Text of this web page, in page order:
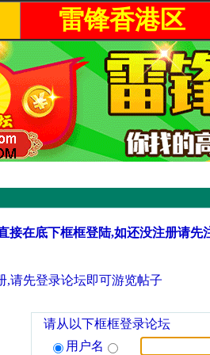
雷锋香港区
接在底下框框登陆,如还没注册请先
,请先登录论坛即可游览帖子
请从以下框框登录论坛
用户名